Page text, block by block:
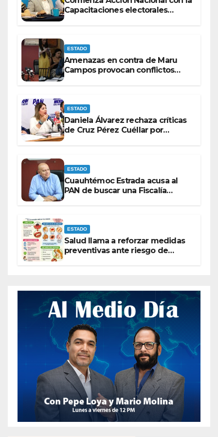
Capacitaciones electorales
ESTADO
Amenazas en contra de Maru
Campos provocan conflictos
ESTADO
Daniela Álvarez rechaza críticas
de Cruz Pérez Cuéllar por
ESTADO
Cuauhtémoc Estrada acusa al
PAN de buscar una Fiscalía
ESTADO
Salud llama a reforzar medidas
preventivas ante riesgo de